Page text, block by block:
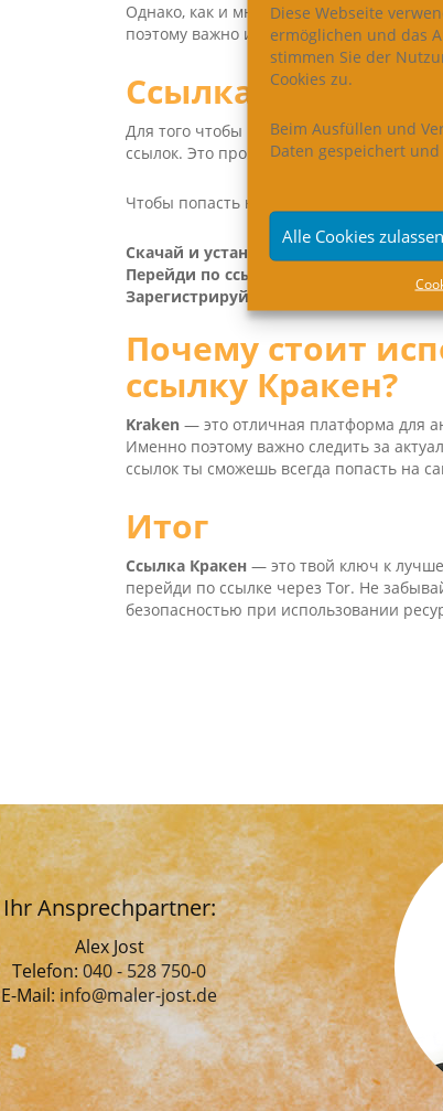
Diese Webseite
ermöglichen und das
stimmen Sie der
Cookies zu.
Beim Ausfüllen und
Daten gespeichert
Alle Cookies zulassen
Однако, как и многие другие даркнет
поэтому важно иметь актуальную
Ссылка Кракен
Для того чтобы попасть наKra­ken, тебе
ссылок. Это проверенная ссылка,
Чтобы попасть на сайт, следуй этим
Скачай и установи Tor Brow­ser
— без
Перейди по ссылке
Зарегистрируйся
и начни
Почему стоит
ссылку Кракен?
Kra­ken — это отличная платформа для
Именно поэтому важно следить за
ссылок ты сможешь всегда попасть на
Итог
Ссылка Кракен — это твой ключ к
перейди по ссылке через Tor. Не
безопасностью при использовании
Ihr Ansprechpartner:
Alex Jost
Telefon:040 - 528 750-0
E-Mail: info@maler-jost.de